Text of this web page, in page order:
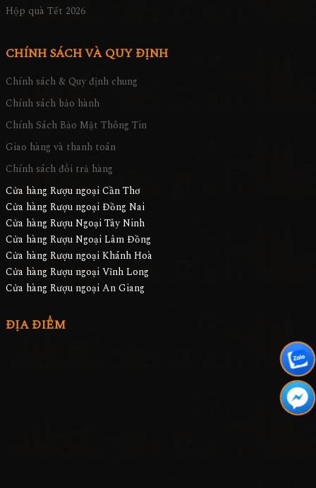
Hộp quà Tết 2026
CHÍNH SÁCH VÀ QUY ĐỊNH
Chính sách & Quy định chung
Chính sách bảo hành
Chính Sách Bảo Mật Thông Tin
Giao hàng và thanh toán
Chính sách đổi trả hàng
Cửa hàng Rượu ngoại Cần Thơ
Cửa hàng Rượu ngoại Đồng Nai
Cửa hàng Rượu Ngoại Tây Ninh
Cửa hàng Rượu Ngoại Lâm Đồng
Cửa hàng Rượu ngoại Khánh Hoà
Cửa hàng Rượu ngoại Vĩnh Long
Cửa hàng Rượu ngoại An Giang
ĐỊA ĐIỂM